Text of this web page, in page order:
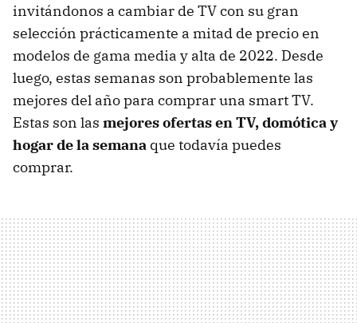
invitándonos a cambiar de TV con su gran
selección prácticamente a mitad de precio en
modelos de gama media y alta de 2022. Desde
luego, estas semanas son probablemente las
mejores del año para comprar una smart TV.
Estas son las mejores ofertas en TV, domótica y
hogar de la semana que todavía puedes
comprar.